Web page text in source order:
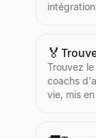
🏅
Trouvez
coachs
vie, mis